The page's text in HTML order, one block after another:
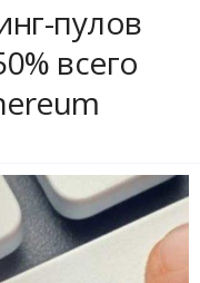
пулов
всего